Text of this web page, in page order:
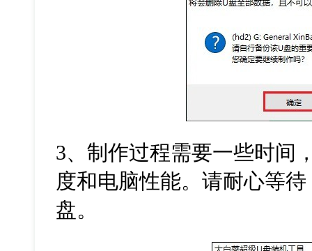
3、制作过程需要一些时间
度和电脑性能。请耐心等
盘。